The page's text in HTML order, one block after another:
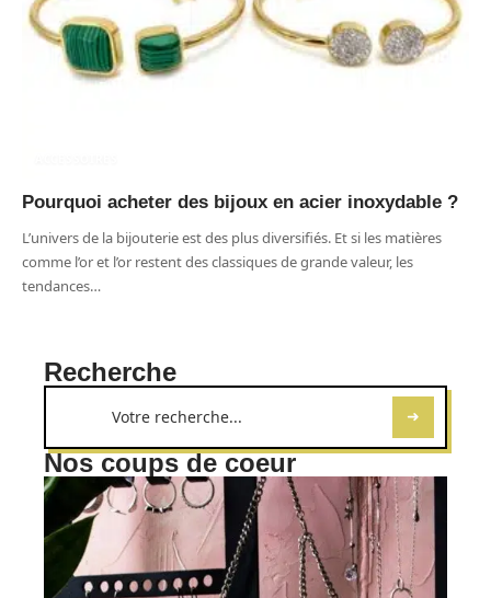
Pourquoi acheter des bijoux en acier inoxydable ?
L’univers de la bijouterie est des plus diversifiés. Et si les matières
comme l’or et l’or restent des classiques de grande valeur, les
tendances…
Recherche
Nos coups de coeur